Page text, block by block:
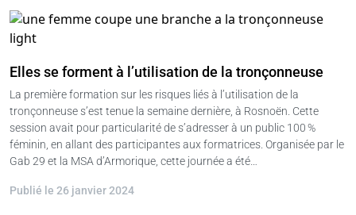
Elles se forment à l’utilisation de la tronçonneuse
La première formation sur les risques liés à l’utilisation de la
tronçonneuse s’est tenue la semaine dernière, à Rosnoën. Cette
session avait pour particularité de s’adresser à un public 100 %
féminin, en allant des participantes aux formatrices. Organisée par le
Gab 29 et la MSA d’Armorique, cette journée a été…
Publié le 26 janvier 2024